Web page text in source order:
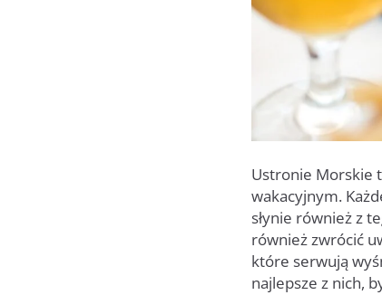
Ustronie Morskie
wakacyjnym.
słynie również z
również zwrócić
które serwują
najlepsze z nich,